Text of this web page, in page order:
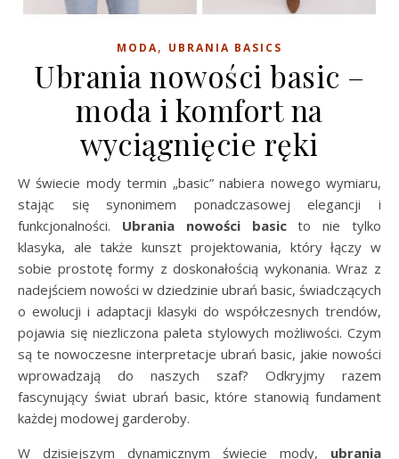
MODA, UBRANIA BASICS
Ubrania nowości basic –
moda i komfort na
wyciągnięcie ręki
W świecie mody termin „basic” nabiera nowego wymiaru,
stając się synonimem ponadczasowej elegancji i
funkcjonalności. Ubrania nowości basicto nie tylko
klasyka, ale także kunszt projektowania, który łączy w
sobie prostotę formy z doskonałością wykonania. Wraz z
nadejściem nowości w dziedzinie ubrań basic, świadczących
o ewolucji i adaptacji klasyki do współczesnych trendów,
pojawia się niezliczona paleta stylowych możliwości. Czym
są te nowoczesne interpretacje ubrań basic, jakie nowości
wprowadzają do naszych szaf? Odkryjmy razem
fascynujący świat ubrań basic, które stanowią fundament
każdej modowej garderoby.
W dzisiejszym dynamicznym świecie mody, ubrania